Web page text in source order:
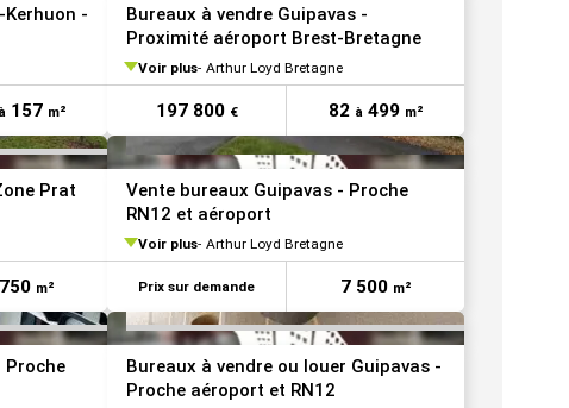
Kerhuon -
à157 m²
Bureaux à vendre Guipavas -
Proximité aéroport Brest-Bretagne
Voir plus Arthur Loyd Bretagne
197 800 € 82 à499 m²
Prat
m²
Vente bureaux Guipavas - Proche
RN12 et aéroport
Voir plus Arthur Loyd Bretagne
Prix sur demande 7 500 m²
VOIR TOUTES LES PHOTOS
Proche
VOIR TOUTES LES PHOTOS
Bureaux à vendre ou louer Guipavas -
Proche aéroport et RN12
VOIR TOUTES LES PHOTOS